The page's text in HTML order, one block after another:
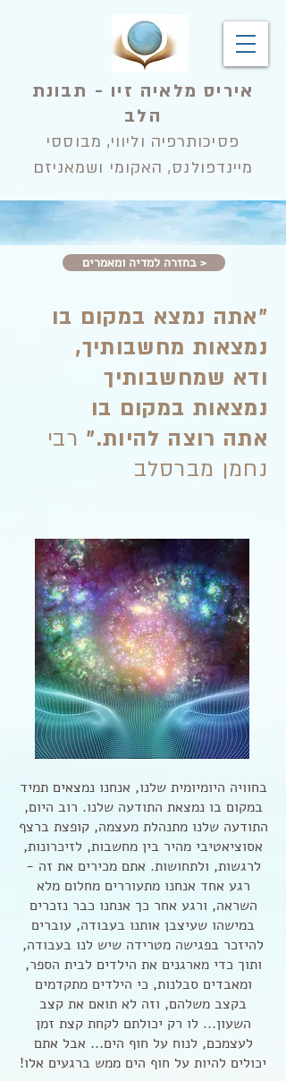
איריס מלאיה זיו - תבונת
הלב
פסיכותרפיה וליווי, מבוססי
מיינדפולנס, האקומי ושמאניזם
״אתה נמצא במקום בו
נמצאות מחשבותיך,
ודא שמחשבותיך
נמצאות במקום בו
אתה רוצה להיות.״ רבי
נחמן מברסלב
בחזרה למדיה ומאמרים >
בחוויה היומיומית שלנו, אנחנו נמצאים תמיד
במקום בו נמצאת התודעה שלנו. רוב היום,
התודעה שלנו מתנהלת מעצמה, קופצת ברצף
אסוציאטיבי מהיר בין מחשבות, לזיכרונות,
לרגשות, ולתחושות. אתם מכירים את זה -
רגע אחד אנחנו מתעוררים מחלום מלא
השראה, ורגע אחר כך אנחנו כבר נזכרים
במישהו שעיצבן אותנו בעבודה, עוברים
להיזכר בפגישה מטרידה שיש לנו בעבודה,
ותוך כדי מארגנים את הילדים לבית הספר,
ומאבדים סבלנות, כי הילדים מתקדמים
בקצב משלהם, וזה לא תואם את קצב
השעון... לו רק יכולתם לקחת קצת זמן
לעצמכם, לנוח על חוף הים... אבל אתם
יכולים להיות על חוף הים ממש ברגעים אלו!